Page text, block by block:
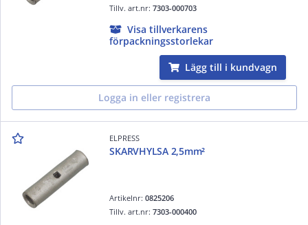
Tillv. art.nr:7303-000703
Visa tillverkarens
förpackningsstorlekar
Lägg till i kundvagn
Logga in eller registrera
ELPRESS
SKARVHYLSA 2,5mm²
Artikelnr:0825206
Tillv. art.nr:7303-000400